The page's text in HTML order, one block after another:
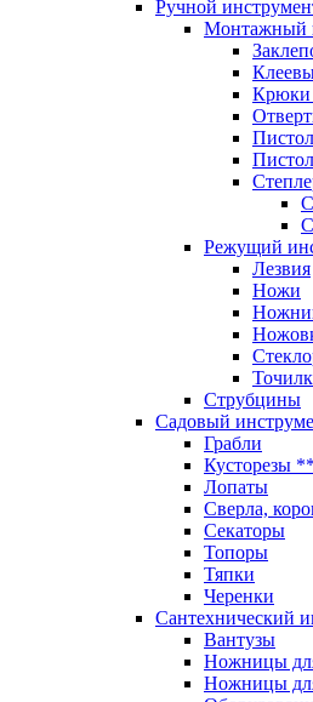
Ручной
Монтажный
Крюки
Режущий
Лезвия
Ножи
Струбцины
Садовый
Грабли
Кусторезы **
Лопаты
Сверла,
Секаторы
Топоры
Тяпки
Черенки
Сантехнический
Вантузы
Ножницы
Ножницы